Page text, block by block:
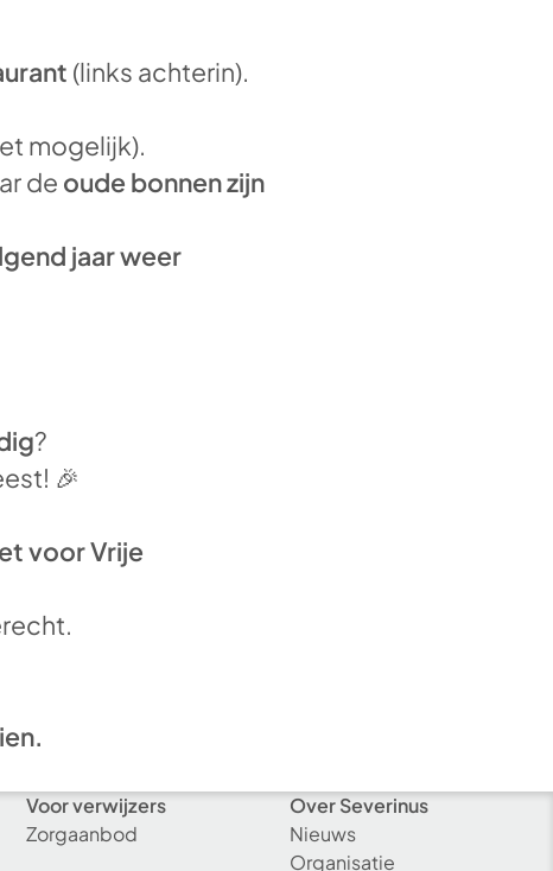
(links achterin).
mogelijk).
de oude bonnen zijn
jaar weer
?
🎉
voor Vrije
Voor verwijzers
Zorgaanbod
Over Severinus
Nieuws
Organisatie